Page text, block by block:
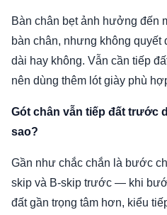
Bàn chân bẹt ảnh hưởng đến
bàn chân, nhưng không
dài hay không. Vẫn cần tiếp
nên dùng thêm lót giày phù
Gót chân vẫn tiếp đất trước
sao?
Gần như chắc chắn là bước
skip và B-skip trước — khi
đất gần trọng tâm hơn, kiểu